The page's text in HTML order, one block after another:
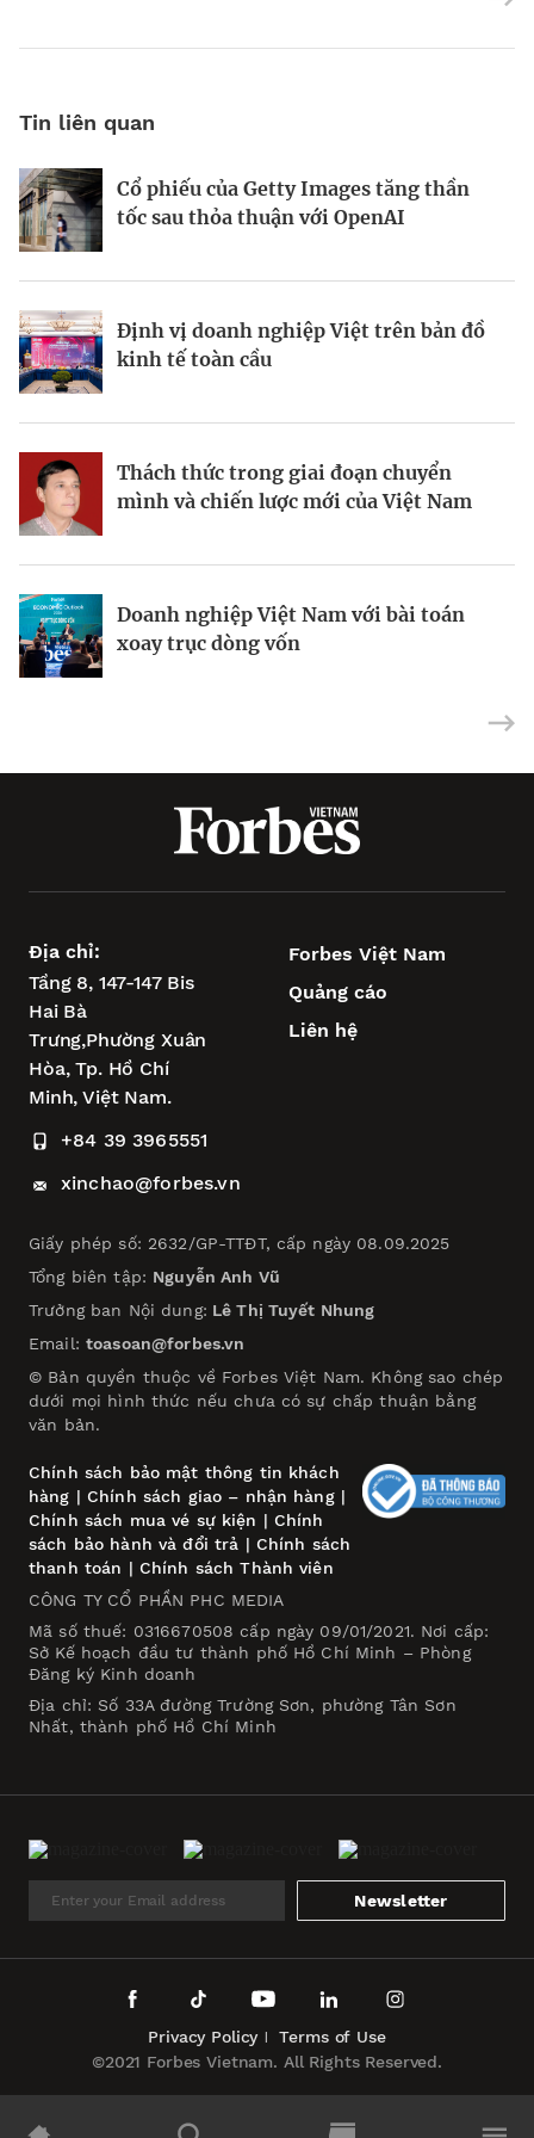
Tin liên quan
Cổ phiếu của Getty Images tăng thần
tốc sau thỏa thuận với OpenAI
Định vị doanh nghiệp Việt trên bản đồ
kinh tế toàn cầu
Thách thức trong giai đoạn chuyển
mình và chiến lược mới của Việt Nam
Doanh nghiệp Việt Nam với bài toán
xoay trục dòng vốn
Động lực và những “điểm nghẽn” trên
hành trình kiến thiết đô thị xanh
Bất động sản công nghiệp xanh: sức
mạnh từ công nghệ và vốn
Từ hài hòa đến hưng thịnh: Phụ nữ
trong tầm nhìn kinh tế của Canada tại
Siêu dự án tìm bệ phóng khi xoay trục
tăng trưởng
World Bank: Việt Nam cần điều chỉnh
mô hình tăng trưởng
Bà Đặng Minh Phương: Mạnh dạn đón
cơ hội, tạo dấu ấn mới
Viết lại chiến lược kinh doanh trong
thời đại bất định
Vũng Tàu – “điểm tựa vịnh biển” để
TP.HCM vươn tầm châu Á
Địa chỉ:
Tầng 8, 147-147 Bis
Hai Bà
Trưng,Phường Xuân
Hòa,Tp. Hồ Chí
Minh, Việt Nam.
+84 39 3965551
xinchao@forbes.vn
Forbes Việt Nam
Quảng cáo
Liên hệ
Giấy phép số: 2632/GP-TTĐT, cấp ngày 08.09.2025
Tổng biên tập: Nguyễn Anh Vũ
Trưởng ban Nội dung: Lê Thị Tuyết Nhung
Email: toasoan@forbes.vn
© Bản quyền thuộc về Forbes Việt Nam. Không sao chép
dưới mọi hình thức nếu chưa có sự chấp thuận bằng
văn bản.
Chính sách bảo mật thông tin khách
hàng | Chính sách giao – nhận hàng|
Chính sách mua vé sự kiện | Chính
sách bảo hành và đổi trả | Chính sách
thanh toán | Chính sách Thành viên
CÔNG TY CỔ PHẦN PHC MEDIA
Mã số thuế: 0316670508 cấp ngày 09/01/2021. Nơi cấp:
Sở Kế hoạch đầu tư thành phố Hồ Chí Minh – Phòng
Đăng ký Kinh doanh
Địa chỉ: Số 33A đường Trường Sơn, phường Tân Sơn
Nhất, thành phố Hồ Chí Minh
Newsletter
©2021 Forbes Vietnam. All Rights Reserved.
Privacy Policy Terms of Use